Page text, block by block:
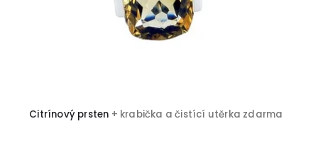
Citrínový prsten + krabička a čistící utěrka zdarma